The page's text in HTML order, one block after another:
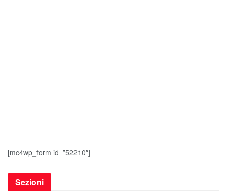
[mc4wp_form id=”52210″]
Sezioni